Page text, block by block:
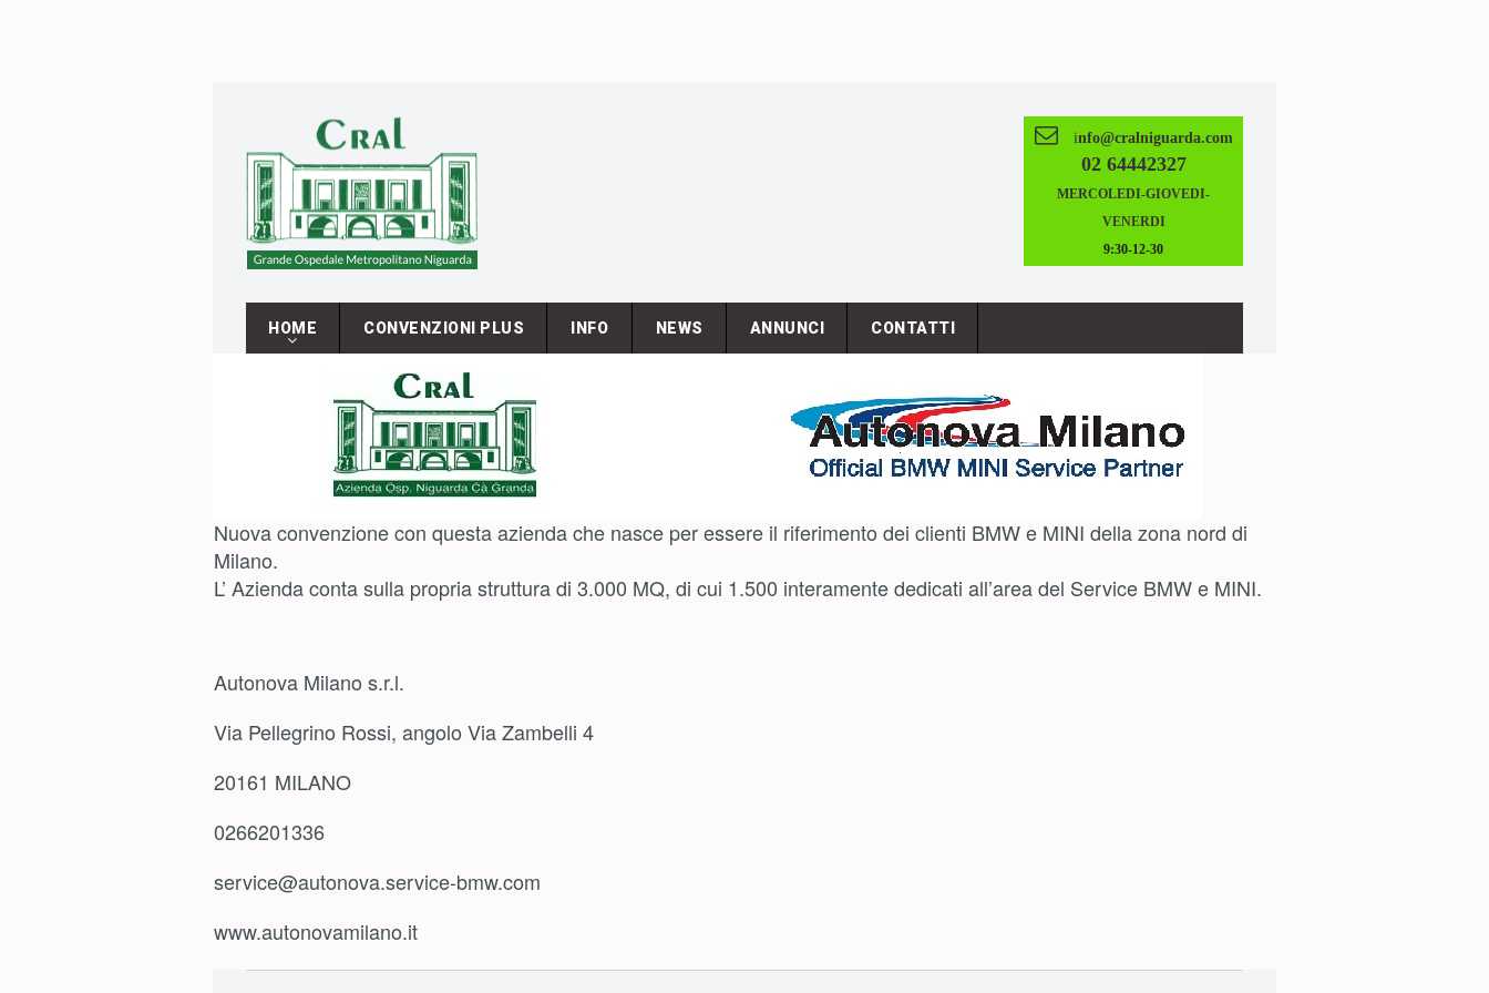
 info@cralniguarda.com
02 64442327
MERCOLEDI-GIOVEDI-
VENERDI
9:30-12-30
HOME CONVENZIONI PLUS INFO NEWS ANNUNCI CONTATTI
Nuova convenzione con questa azienda che nasce per essere il riferimento dei clienti BMW e MINI della zona nord di
Milano.
L’ Azienda conta sulla propria struttura di 3.000 MQ, di cui 1.500 interamente dedicati all’area del Service BMW e MINI.
Autonova Milano s.r.l.
Via Pellegrino Rossi, angolo Via Zambelli 4
20161 MILANO
0266201336
service@autonova.service-bmw.com
www.autonovamilano.it